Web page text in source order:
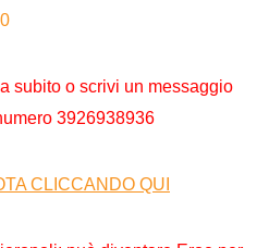
subito o scrivi un messaggio
3926938936
CLICCANDO QUI